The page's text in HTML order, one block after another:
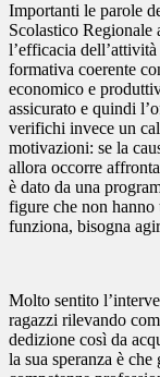
Importanti le parole
Scolastico
l’efficacia
formativa coerente
economico e
assicurato e quindi
verifichi invece un
motivazioni: se la
allora occorre
è dato da una
figure che non
funziona, bisogna
Molto sentito
ragazzi rilevando
dedizione così da
la sua speranza è